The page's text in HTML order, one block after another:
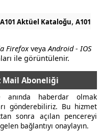
A101 Aktüel Kataloğu, A101
Firefox veyaAndroid - IOS
ile görüntülenir.
Aboneliği
anında haberdar olmak
gönderebiliriz. Bu hizmet
sonra açılan pencereyi
bağlantıyı onaylayın.